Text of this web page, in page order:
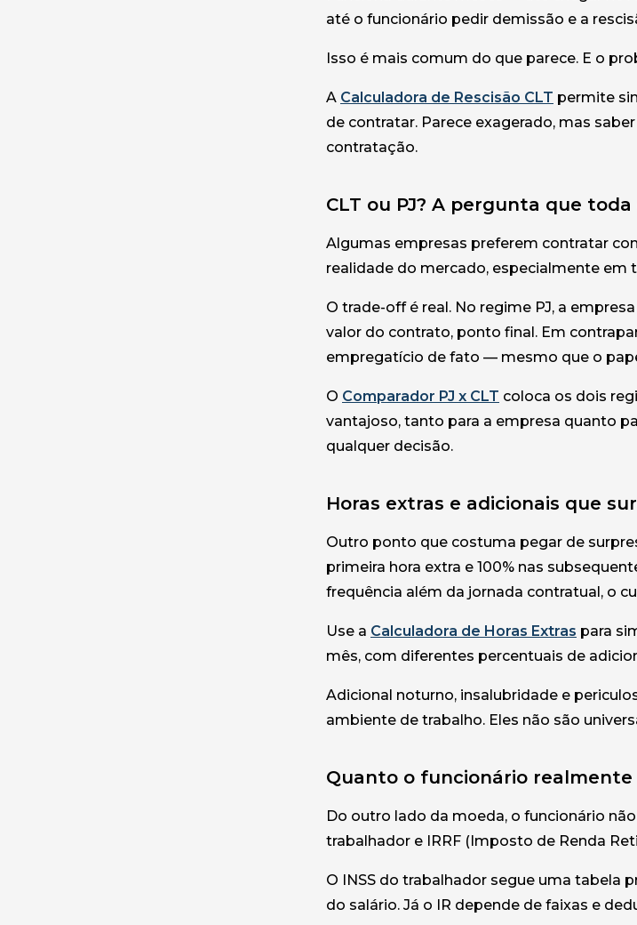
até o funcionário pedir demissão e a
Isso é mais comum do que parece. E o
A Calculadora de Rescisão CLT permite
de contratar. Parece exagerado, mas
contratação.
CLT ou PJ? A pergunta que
Algumas empresas preferem contratar
realidade do mercado, especialmente em
O trade-off é real. No regime PJ, a
valor do contrato, ponto final. Em
empregatício de fato — mesmo que o
O Comparador PJ x CLT coloca os dois
vantajoso, tanto para a empresa quanto
qualquer decisão.
Horas extras e adicionais que
Outro ponto que costuma pegar de
primeira hora extra e 100% nas
frequência além da jornada contratual, o
Use a Calculadora de Horas Extras para
mês, com diferentes percentuais de
Adicional noturno, insalubridade e
ambiente de trabalho. Eles não são
Quanto o funcionário realmente
Do outro lado da moeda, o funcionário
trabalhador e IRRF (Imposto de Renda
O INSS do trabalhador segue uma tabela
do salário. Já o IR depende de faixas e